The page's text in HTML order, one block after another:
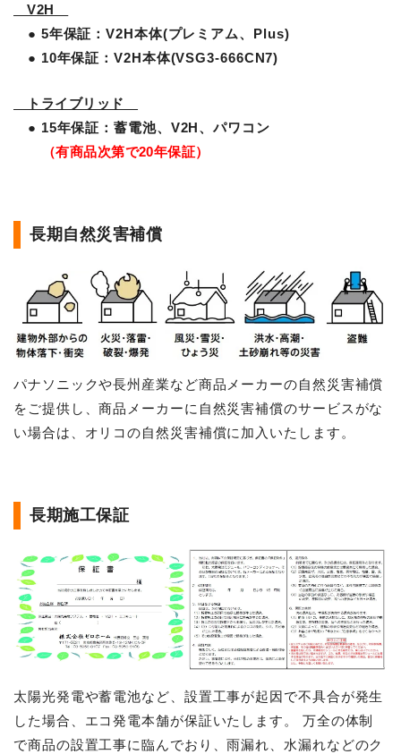
V2H
● 5年保証：V2H本体(プレミアム、Plus)
● 10年保証：V2H本体(VSG3-666CN7)
トライブリッド
● 15年保証：蓄電池、V2H、パワコン
（有商品次第で20年保証）
長期自然災害補償
パナソニックや長州産業など商品メーカーの自然災害補償
をご提供し、商品メーカーに自然災害補償のサービスがな
い場合は、オリコの自然災害補償に加入いたします。
長期施工保証
太陽光発電や蓄電池など、設置工事が起因で不具合が発生
した場合、エコ発電本舗が保証いたします。 万全の体制
で商品の設置工事に臨んでおり、雨漏れ、水漏れなどのク